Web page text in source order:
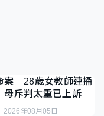
案 28歲女教師連捅
斥判太重已上訴
2026年08月05日